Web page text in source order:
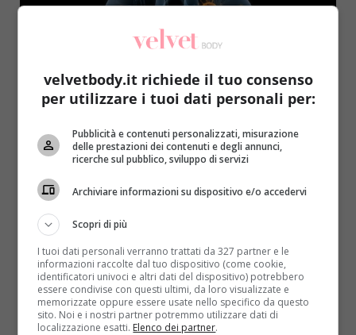
Il 40% dei tumori si potrebbero prevenire: 9
consigli degli oncologi
Raffaella Mazzei 28 Aprile 2017
Il fato o i fattori genetici non sono gli unici
responsabili del tumore. Gli oncologi hanno stilato...
Read More
velvetbody.it richiede il tuo consenso
per utilizzare i tuoi dati personali per:
Pubblicità e contenuti personalizzati, misurazione
delle prestazioni dei contenuti e degli annunci,
ricerche sul pubblico, sviluppo di servizi
Archiviare informazioni su dispositivo e/o accedervi
Scopri di più
I tuoi dati personali verranno trattati da 327 partner e le
informazioni raccolte dal tuo dispositivo (come cookie,
identificatori univoci e altri dati del dispositivo) potrebbero
essere condivise con questi ultimi, da loro visualizzate e
memorizzate oppure essere usate nello specifico da questo
sito. Noi e i nostri partner potremmo utilizzare dati di
localizzazione esatti. Elenco dei partner.